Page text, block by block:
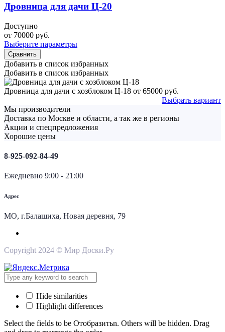
Дровница для дачи Ц-20
Доступно
от 70000 руб.
Выберите параметры
Сравнить
Добавить в список избранных
Добавить в список избранных
Дровница для дачи с хозблоком Ц-18 от 65000 руб.
Выбрать вариант
Мы производители
Доставка по Москве и области, а так же в регионы
Акции и спецпредложения
Хорошие цены
8-925-092-84-49
Ежедневно 9:00 - 21:00
Адрес
МО, г.Балашиха, Новая деревня, 79
Copyright 2024 © Мир Доски.Ру
Hide similarities
Highlight differences
Select the fields to be Отобразитьn. Others will be hidden. Drag